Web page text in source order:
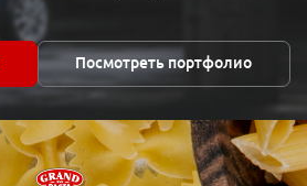
Посмотреть портфолио